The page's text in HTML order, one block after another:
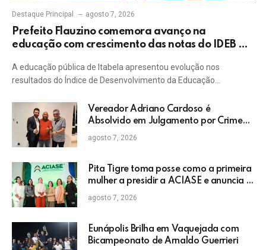
Destaque Principal agosto 7, 2026
Prefeito Flauzino comemora avanço na
educação com crescimento das notas do IDEB da
A educação pública de Itabela apresentou evolução nos
resultados do Índice de Desenvolvimento da Educação…
Vereador Adriano Cardoso é
Absolvido em Julgamento por Crime
Eleitoral no TRE
agosto 7, 2026
Pita Tigre toma posse como a primeira
mulher a presidir a ACIASE e anuncia a
retomada do Prêmio Destaque
Empresarial
agosto 7, 2026
Eunápolis Brilha em Vaquejada com
Bicampeonato de Arnaldo Guerrieri